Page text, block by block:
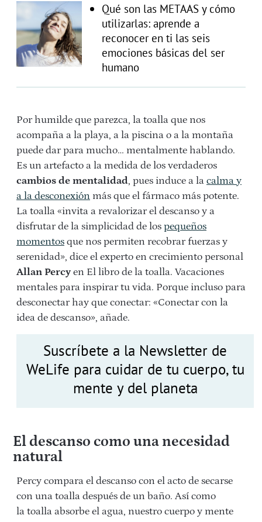
Qué son las METAAS y cómo
utilizarlas: aprende a
reconocer en ti las seis
emociones básicas del ser
humano
Por humilde que parezca, la toalla que nos
acompaña a la playa, a la piscina o a la montaña
puede dar para mucho… mentalmente hablando.
Es un artefacto a la medida de los verdaderos
cambios de mentalidad, pues induce a la calma y
a la desconexión más que el fármaco más potente.
La toalla «invita a revalorizar el descanso y a
disfrutar de la simplicidad de los pequeños
momentos que nos permiten recobrar fuerzas y
serenidad», dice el experto en crecimiento personal
Allan Percy en El libro de la toalla. Vacaciones
mentales para inspirar tu vida. Porque incluso para
desconectar hay que conectar: «Conectar con la
idea de descanso», añade.
Suscríbete a la Newsletter de
WeLife para cuidar de tu cuerpo, tu
mente y del planeta
El descanso como una necesidad
natural
Percy compara el descanso con el acto de secarse
con una toalla después de un baño. Así como
la toalla absorbe el agua, nuestro cuerpo y mente